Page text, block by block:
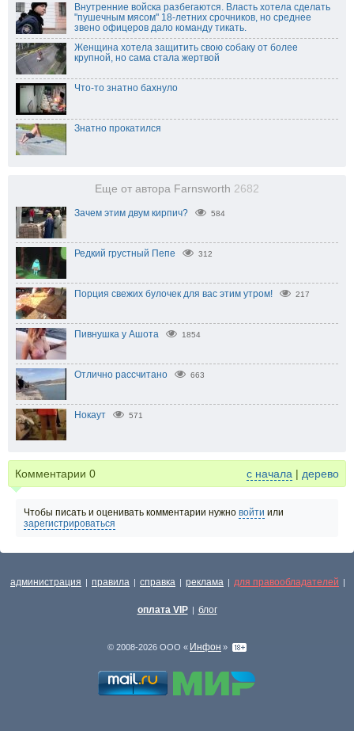
Внутренние войска разбегаются. Власть хотела сделать
"пушечным мясом" 18-летних срочников, но среднее
звено офицеров дало команду тикать.
Женщина хотела защитить свою собаку от более
крупной, но сама стала жертвой
Что-то знатно бахнуло
Знатно прокатился
Еще от автора Farnsworth 2682
Зачем этим двум кирпич? 584
Редкий грустный Пепе 312
Порция свежих булочек для вас этим утром! 217
Пивнушка у Ашота 1854
Отлично рассчитано 663
Нокаут 571
Комментарии 0 с начала | дерево
Чтобы писать и оценивать комментарии нужно войти или
зарегистрироваться
администрация | правила | справка | реклама | для правообладателей |
оплата VIP | блог
© 2008-2026 ООО « Инфон »